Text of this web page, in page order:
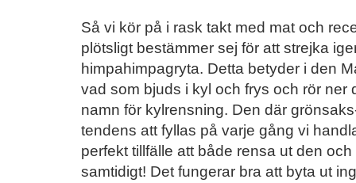
Så vi kör på i rask takt med mat och
plötsligt bestämmer sej för att strejka
himpahimpagryta. Detta betyder i den
vad som bjuds i kyl och frys och rör ner
namn för kylrensning. Den där
tendens att fyllas på varje gång vi
perfekt tillfälle att både rensa ut den
samtidigt! Det fungerar bra att byta ut